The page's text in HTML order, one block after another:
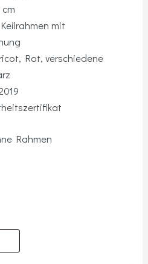
mit
Rot, verschiedene
Rahmen